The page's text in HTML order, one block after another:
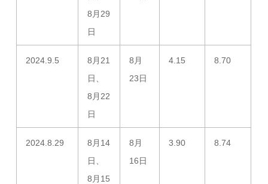
8月29
日
2024.9.5
8月21
日、
8月22
日
8月
23日
4.15 8.70
2024.8.29
8月14
日、
8月15
8月
16日
3.90 8.74